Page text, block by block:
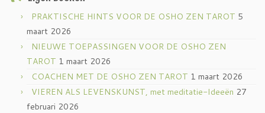
PRAKTISCHE HINTS VOOR DE OSHO ZEN TAROT 5
maart 2026
NIEUWE TOEPASSINGEN VOOR DE OSHO ZEN
TAROT 1 maart 2026
COACHEN MET DE OSHO ZEN TAROT 1 maart 2026
VIEREN ALS LEVENSKUNST, met meditatie-Ideeën 27
februari 2026